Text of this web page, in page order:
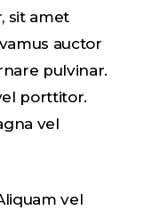
sit amet
auctor
pulvinar.
porttitor.
vel
vel